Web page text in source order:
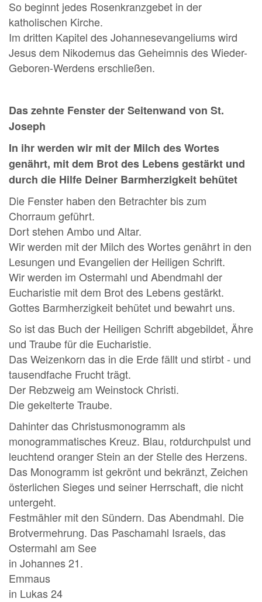
So beginnt jedes Rosenkranzgebet in der
katholischen Kirche.
Im dritten Kapitel des Johannesevangeliums wird
Jesus dem Nikodemus das Geheimnis des Wieder-
Geboren-Werdens erschließen.
Das zehnte Fenster der Seitenwand von St.
Joseph
In ihr werden wir mit der Milch des Wortes
genährt, mit dem Brot des Lebens gestärkt und
durch die Hilfe Deiner Barmherzigkeit behütet
Die Fenster haben den Betrachter bis zum
Chorraum geführt.
Dort stehen Ambo und Altar.
Wir werden mit der Milch des Wortes genährt in den
Lesungen und Evangelien der Heiligen Schrift.
Wir werden im Ostermahl und Abendmahl der
Eucharistie mit dem Brot des Lebens gestärkt.
Gottes Barmherzigkeit behütet und bewahrt uns.
So ist das Buch der Heiligen Schrift abgebildet, Ähre
und Traube für die Eucharistie.
Das Weizenkorn das in die Erde fällt und stirbt - und
tausendfache Frucht trägt.
Der Rebzweig am Weinstock Christi.
Die gekelterte Traube.
Dahinter das Christusmonogramm als
monogrammatisches Kreuz. Blau, rotdurchpulst und
leuchtend oranger Stein an der Stelle des Herzens.
Das Monogramm ist gekrönt und bekränzt, Zeichen
österlichen Sieges und seiner Herrschaft, die nicht
untergeht.
Festmähler mit den Sündern. Das Abendmahl. Die
Brotvermehrung. Das Paschamahl Israels, das
Ostermahl am See
in Johannes 21.
Emmaus
in Lukas 24